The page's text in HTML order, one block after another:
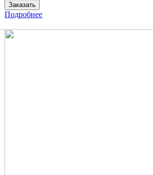
Заказать
Подробнее